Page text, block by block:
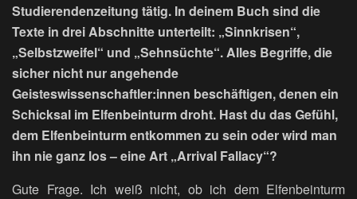
Studierendenzeitung tätig. In deinem Buch sind die
Texte in drei Abschnitte unterteilt: „Sinnkrisen“,
„Selbstzweifel“ und „Sehnsüchte“. Alles Begriffe, die
sicher nicht nur angehende
Geisteswissenschaftler:innen beschäftigen, denen ein
Schicksal im Elfenbeinturm droht. Hast du das Gefühl,
dem Elfenbeinturm entkommen zu sein oder wird man
ihn nie ganz los – eine Art „Arrival Fallacy“?
Gute Frage. Ich weiß nicht, ob ich dem Elfenbeinturm